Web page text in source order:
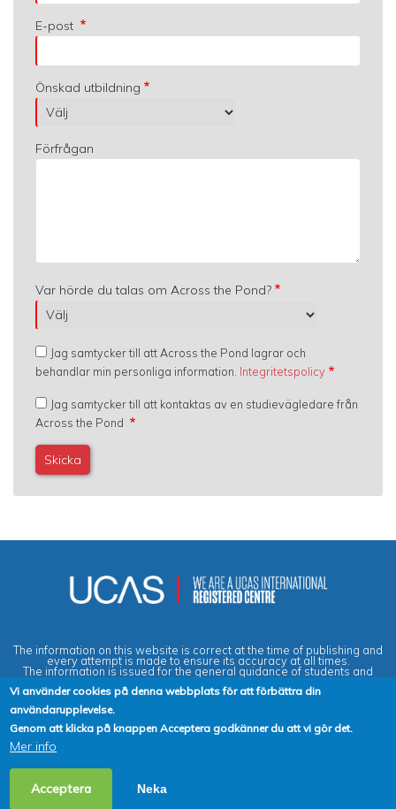
E-post
Önskad utbildning
Förfrågan
Var hörde du talas om Across the Pond?
Jag samtycker till att Across the Pond lagrar och
behandlar min personliga information. Integritetspolicy
Jag samtycker till att kontaktas av en studievägledare från
Across the Pond
The information on this website is correct at the time of publishing and
every attempt is made to ensure its accuracy at all times.
The information is issued for the general guidance of students and
does not form part of any contract or guarantee.
Privacy & Data Protection Policy|Cookies Policy|Anti-Slavery &
Human Trafficking Statement | Terms & Conditions Agent Quality
2026 Copyright © Across the Pond - Study in Britain Ltd. All rights
Vi använder cookies på denna webbplats för att förbättra din
användarupplevelse.
Genom att klicka på knappen Acceptera godkänner du att vi gör det.
Mer info
Acceptera Neka